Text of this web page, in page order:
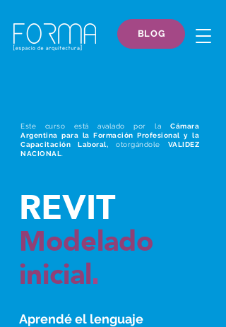
BLOG
Este curso está avalado por la Cámara
Argentina para la Formación Profesional y la
Capacitación Laboral, otorgándole VALIDEZ
NACIONAL
REVIT
Modelado
inicial.
Aprendé el lenguaje